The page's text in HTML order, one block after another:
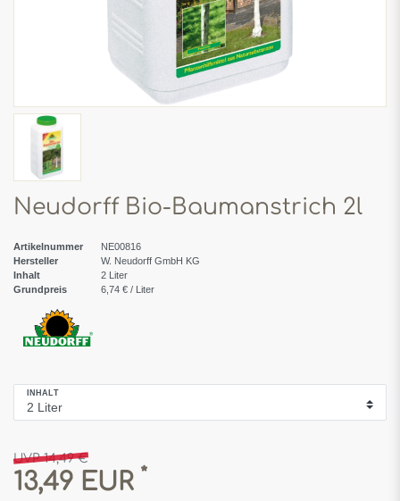
Neudorff Bio-Baumanstrich 2l
Artikelnummer
NE00816
Hersteller
W. Neudorff GmbH KG
Inhalt
2 Liter
Grundpreis
6,74 € / Liter
INHALT
UVP 14,49 €
13,49 EUR *